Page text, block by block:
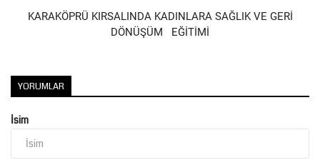
KARAKÖPRÜ KIRSALINDA KADINLARA SAĞLIK VE GERİ
DÖNÜŞÜM EĞİTİMİ
YORUMLAR
İsim